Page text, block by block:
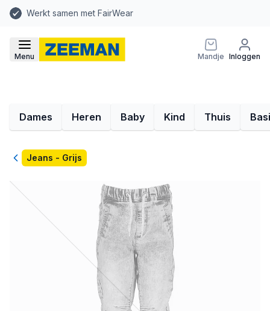
Werkt samen met FairWear
Menu Mandje Inloggen
Dames Heren Baby Kind Thuis
TerugJeans - Grijs